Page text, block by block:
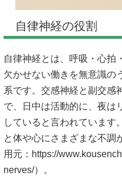
自律神経の役割
自律神経とは、呼吸・心拍
欠かせない働きを無意識の
系です。交感神経と副交感
で、日中は活動的に、夜は
していると言われています
と体や心にさまざまな不調
用元： https://
nerves/）。